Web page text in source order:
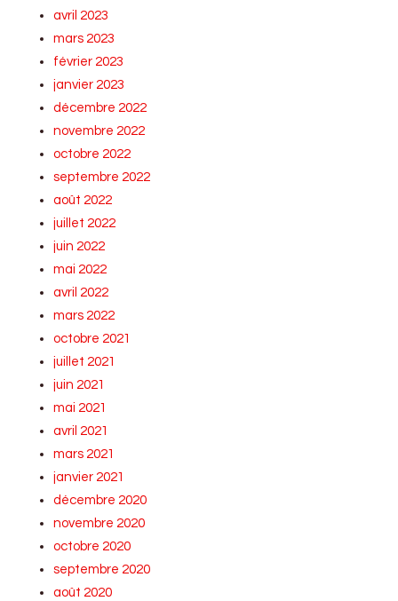
avril 2023
mars 2023
février 2023
janvier 2023
décembre 2022
novembre 2022
octobre 2022
septembre 2022
août 2022
juillet 2022
juin 2022
mai 2022
avril 2022
mars 2022
octobre 2021
juillet 2021
juin 2021
mai 2021
avril 2021
mars 2021
janvier 2021
décembre 2020
novembre 2020
octobre 2020
septembre 2020
août 2020